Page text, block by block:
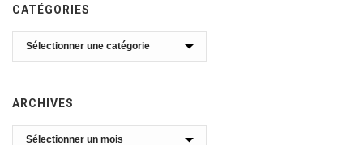
CATÉGORIES
Catégories
ARCHIVES
Archives